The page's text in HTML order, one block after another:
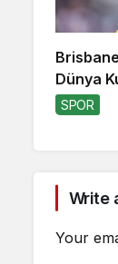
Dünya
SPOR
Write
Your